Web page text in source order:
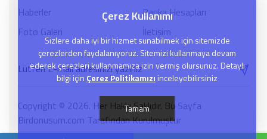
Haberler
Foto Galeri
Banka Hesapları
İletişim
Copyright © 2026. Her Hakkı Saklıdır. Bu Sayfa
Birdonusum.com Tarafından Kurulmuştur
Çerez Kullanımı
Sizlere daha iyi bir hizmet sunabilmek için sitemizde
çerezlerden faydalanıyoruz. Sitemizi kullanmaya devam
ederek çerezleri kullanmamıza izin vermiş olursunuz. Detaylı
bilgi için Çerez Politikamızı inceleyebilirsiniz
Tamam